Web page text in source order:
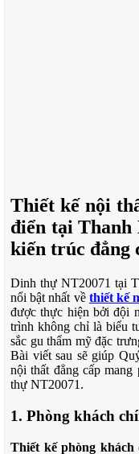
Thiết kế nội
điển tại Thanh
kiến trúc đẳng
Dinh thự NT20071 tại
nổi bật nhất về thiết kế
được thực hiện bởi đội
trình không chỉ là biểu
sắc gu thẩm mỹ đặc
Bài viết sau sẽ giúp
nội thất đẳng cấp
thự NT20071.
1. Phòng khách
Thiết kế phòng khách